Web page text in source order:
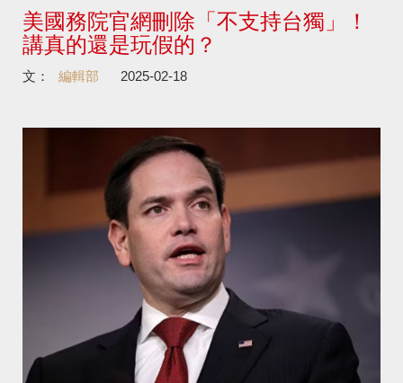
美國務院官網刪除「不支持台獨」！
講真的還是玩假的？
文： 編輯部 2025-02-18